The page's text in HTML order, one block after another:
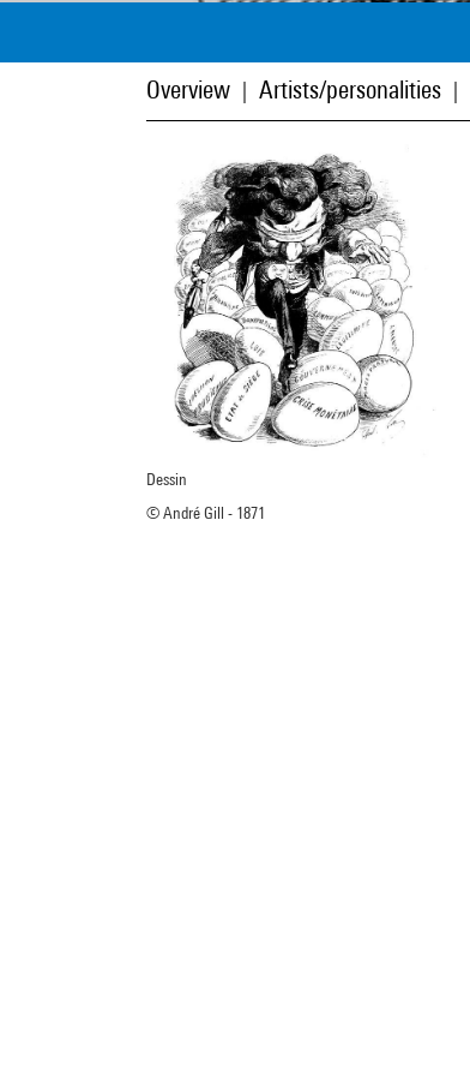
Overview Artists/personalities
Dessin
© André Gill - 1871